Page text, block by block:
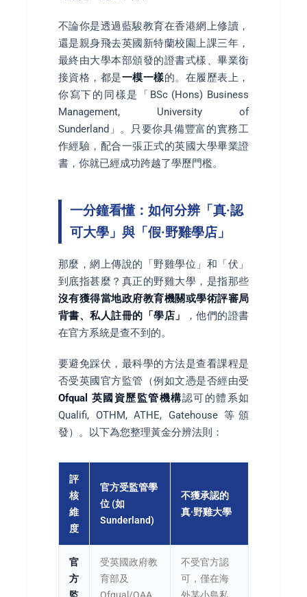
不論你是透過藍駿教育在香港網上修讀，
還是親身飛去英國新特蘭校園上課三年，
最終由大學本部頒發的證書式樣、畢業銜
接資格，都是一模一樣的。在履歷表上，
你寫下的同樣是「BSc (Hons) Business
Management, University of
Sunderland」。只要你具備豐富的實務工
作經驗，配合一張正式的英國大學畢業證
書，你就已經成功跨越了學歷門檻。
一分鐘看懂：如何分辨「真·認
可大學」與「假·野雞學店」
那麼，網上傳說的「野雞學位」和「伏」
到底指甚麼？真正的野雞大學，是指那些
沒有獲得當地政府教育機關或學術評審局
背書、私人註冊的「學店」
，他們的證書
在官方系統是查不到的。
要避免踩伏，最科學的方法是查看課程是
否受英國官方監管（例如文憑是否經由受
Ofqual 英國資歷監管機構認可的體系如
Qualifi, OTHM, ATHE, Gatehouse 等頒
發）。以下為您整理黃金分辨法則：
評
核
維
度
官方受監管學
位 (如
Sunderland)
不獲承認的
真·野雞大學
官
方
受英國政府教
育部及
不受官方認
可，僅在海